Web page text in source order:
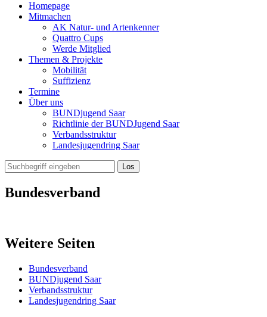
Homepage
Mitmachen
AK Natur- und Artenkenner
Quattro Cups
Werde Mitglied
Themen & Projekte
Mobilität
Suffizienz
Termine
Über uns
BUNDjugend Saar
Richtlinie der BUNDJugend Saar
Verbandsstruktur
Landesjugendring Saar
Bundesverband
Weitere Seiten
Bundesverband
BUNDjugend Saar
Verbandsstruktur
Landesjugendring Saar